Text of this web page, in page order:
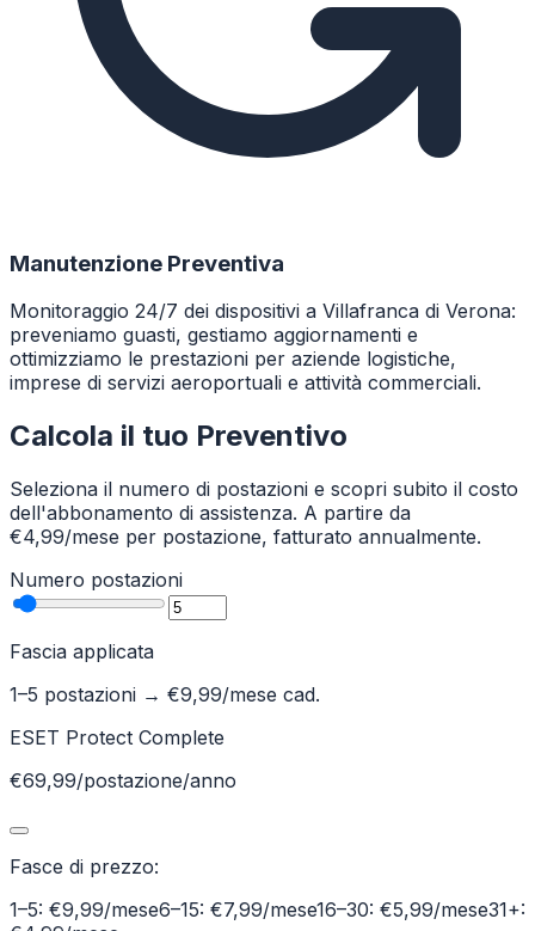
Manutenzione Preventiva
Monitoraggio 24/7 dei dispositivi a Villafranca di Verona:
preveniamo guasti, gestiamo aggiornamenti e
ottimizziamo le prestazioni per aziende logistiche,
imprese di servizi aeroportuali e attività commerciali.
Calcola il tuo Preventivo
Seleziona il numero di postazioni e scopri subito il costo
dell'abbonamento di assistenza. A partire da
€4,99/mese per postazione, fatturato annualmente.
Numero postazioni
Fascia applicata
1–5 postazioni → €9,99/mese cad.
ESET Protect Complete
€69,99/postazione/anno
Fasce di prezzo:
1–5: €9,99/mese6–15: €7,99/mese16–30: €5,99/mese31+: